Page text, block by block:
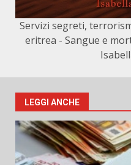
Servizi segreti,
eritrea - Sangue e
LEGGI ANCHE